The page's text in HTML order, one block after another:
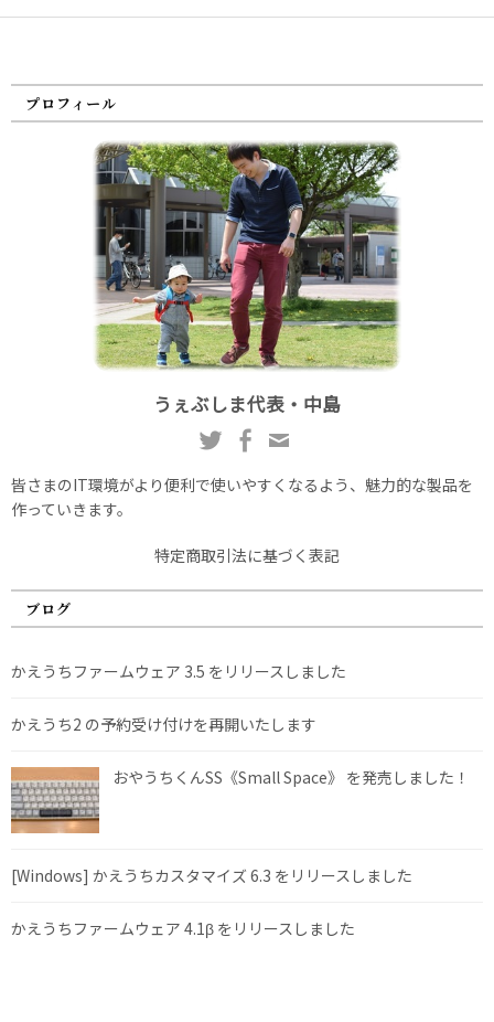
プロフィール
うぇぶしま代表・中島
皆さまのIT環境がより便利で使いやすくなるよう、魅力的な製品を
作っていきます。
特定商取引法に基づく表記
ブログ
かえうちファームウェア 3.5 をリリースしました
かえうち2 の予約受け付けを再開いたします
おやうちくんSS《Small Space》 を発売しました！
[Windows] かえうちカスタマイズ 6.3 をリリースしました
かえうちファームウェア 4.1β をリリースしました